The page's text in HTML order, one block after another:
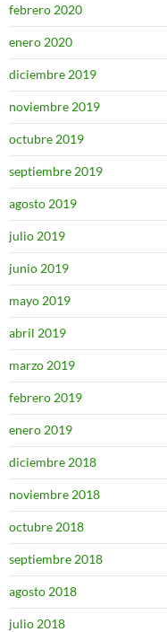
febrero 2020
enero 2020
diciembre 2019
noviembre 2019
octubre 2019
septiembre 2019
agosto 2019
julio 2019
junio 2019
mayo 2019
abril 2019
marzo 2019
febrero 2019
enero 2019
diciembre 2018
noviembre 2018
octubre 2018
septiembre 2018
agosto 2018
julio 2018